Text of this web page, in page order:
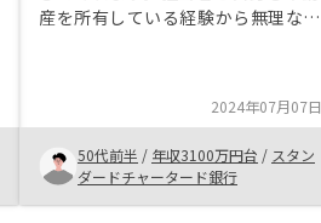
産を所有している経験から無理な提
の紹介をお待ちしております。
2024年07月07日
50代前半 / 年収3100万円台 / スタン
ダードチャータード銀行